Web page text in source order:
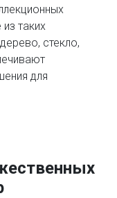
таких
стекло,
для